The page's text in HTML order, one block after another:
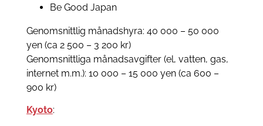
Be Good Japan
Genomsnittlig månadshyra: 40 000 – 50 000
yen (ca 2 500 – 3 200 kr)
Genomsnittliga månadsavgifter (el, vatten, gas,
internet m.m.): 10 000 – 15 000 yen (ca 600 –
900 kr)
Kyoto: